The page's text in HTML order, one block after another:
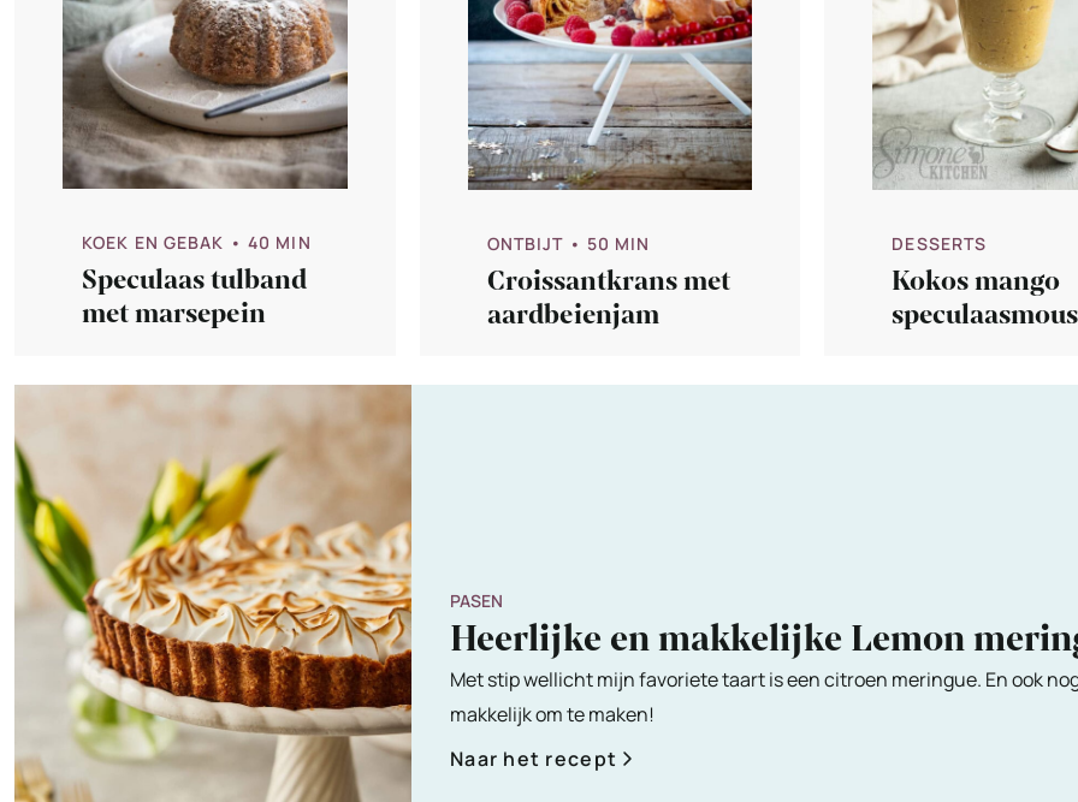
KOEK EN GEBAK • 40 MIN
Speculaas tulband
met marsepein
ONTBIJT • 50 MIN
Croissantkrans met
aardbeienjam
DESSERTS
Kokos mango
PASEN
Heerlijke en makkelijke Lemon
Met stip wellicht mijn favoriete taart is een citroen meringue. En ook
makkelijk om te maken!
Naar het recept